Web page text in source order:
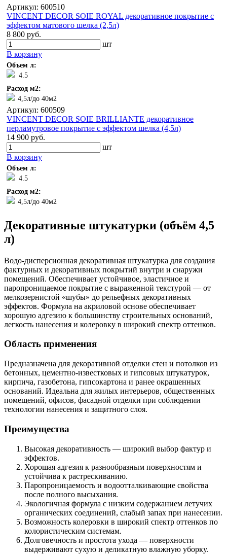
Артикул: 600510
VINCENT DECOR SOIE ROYAL декоративное покрытие с
эффектом матового шелка (2,5л)
8 800 руб.
шт
В корзину
Объем л:
4.5
Расход м2:
4,5л/до 40м2
Артикул: 600509
VINCENT DECOR SOIE BRILLIANTE декоративное
перламутровое покрытие с эффектом шелка (4,5л)
14 900 руб.
шт
В корзину
Объем л:
4.5
Расход м2:
4,5л/до 40м2
Декоративные штукатурки (объём 4,5
л)
Водо-дисперсионная декоративная штукатурка для создания
фактурных и декоративных покрытий внутри и снаружи
помещений. Обеспечивает устойчивое, эластичное и
паропроницаемое покрытие с выраженной текстурой — от
мелкозернистой «шубы» до рельефных декоративных
эффектов. Формула на акриловой основе обеспечивает
хорошую адгезию к большинству строительных оснований,
легкость нанесения и колеровку в широкий спектр оттенков.
Область применения
Предназначена для декоративной отделки стен и потолков из
бетонных, цементно-известковых и гипсовых штукатурок,
кирпича, газобетона, гипсокартона и ранее окрашенных
оснований. Идеальна для жилых интерьеров, общественных
помещений, офисов, фасадной отделки при соблюдении
технологии нанесения и защитного слоя.
Преимущества
Высокая декоративность — широкий выбор фактур и
эффектов.
Хорошая адгезия к разнообразным поверхностям и
устойчива к растрескиванию.
Паропроницаемость и водоотталкивающие свойства
после полного высыхания.
Экологичная формула с низким содержанием летучих
органических соединений, слабый запах при нанесении.
Возможность колеровки в широкий спектр оттенков по
колористическим системам.
Долговечность и простота ухода — поверхности
выдерживают сухую и деликатную влажную уборку.